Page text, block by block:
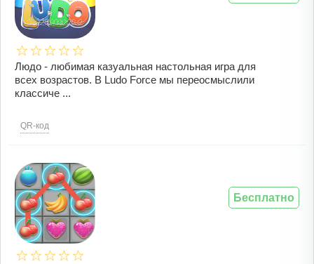
Людо - любимая казуальная настольная игра для
всех возрастов. В Ludo Force мы переосмыслили
классиче ...
QR-код
Бесплатно